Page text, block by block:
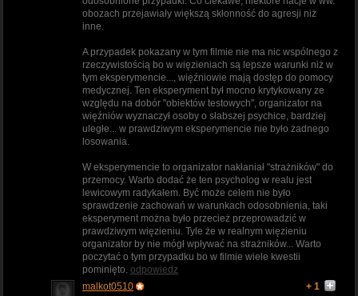
obozach przejawiały większą skłonność do agresji niż
inne.
A przypadek pokazany w tym filmie nie ma nic wspólnego z
rzeczywistością bo w więzieniach są lepsze warunki niż w
tym eksperymencie..., więźniowie mają dostęp do pomocy
medycznej. Ten eksperyment był mocno krytykowany ze
względu na dobór "obiektów testowych", organizator na
więźniów wyznaczył osoby o słabszej psychice, bardziej
uległe... w prawdziwym eksperymencie nie było żadnego
losowania.
W eksperymencie to organizator nakłaniał "strażników" do
przemocy. Warto dodać że ten psycholog w realu jest
lewicowym radykałem. Być może celem nie było
sprawdzenie zachowań w warunkach odosobnienia, taki
eksperyment można było przecież przeprowadzić w
prawdziwym więzieniu. Tyle że w realnym więzieniu
organizator by nie mógł wpływać na strażników... Warto
poczytać o tym przypadku bo w filmie wiele kwestii
pominięto. odpowiedz
malkot0510
+ 1